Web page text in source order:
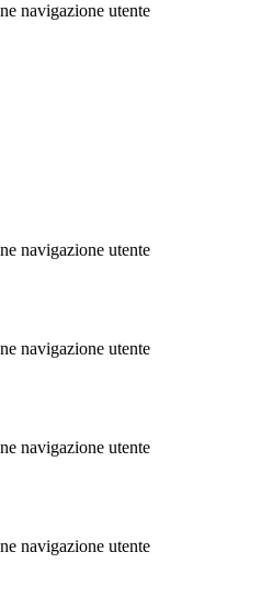
navigazione utente
navigazione utente
navigazione utente
navigazione utente
navigazione utente